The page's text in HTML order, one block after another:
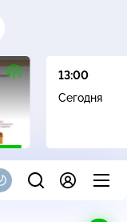
13:00
Сегодня